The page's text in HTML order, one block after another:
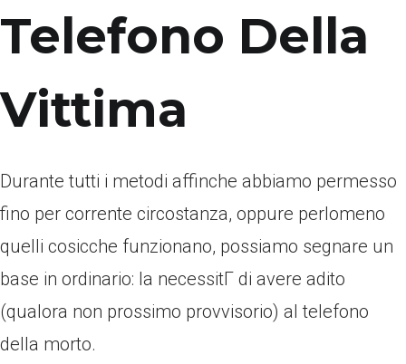
Telefono Della
Vittima
Durante tutti i metodi affinche abbiamo permesso
fino per corrente circostanza, oppure perlomeno
quelli cosicche funzionano, possiamo segnare un
base in ordinario: la necessitГ di avere adito
(qualora non prossimo provvisorio) al telefono
della morto.